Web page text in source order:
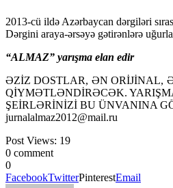
2013-cü ildə Azərbaycan dərgiləri
Dərgini araya-ərsəyə gətirənlərə
“ALMAZ” yarışma elan edir
ƏZİZ DOSTLAR, ƏN ORİJİNAL,
QİYMƏTLƏNDİRƏCƏK.
ŞEİRLƏRİNİZİ BU ÜNVANINA
jurnalalmaz2012@mail.ru
Post Views: 19
0 comment
0
FacebookTwitterPinterestEmail